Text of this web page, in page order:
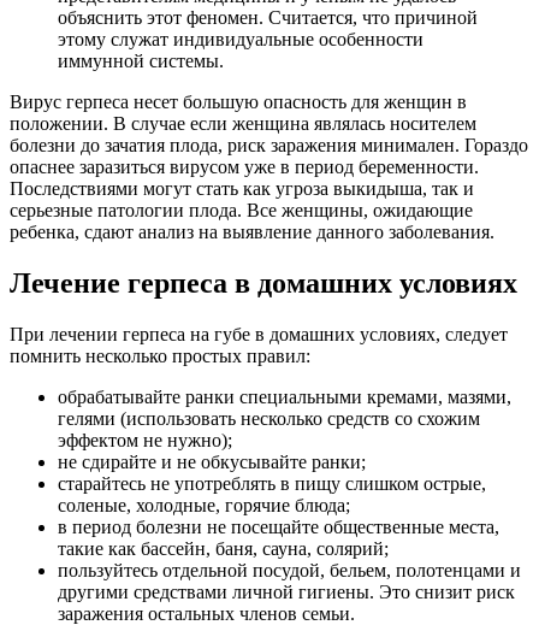
объяснить этот феномен. Считается, что причиной
этому служат индивидуальные особенности
иммунной системы.
Вирус герпеса несет большую опасность для женщин в
положении. В случае если женщина являлась носителем
болезни до зачатия плода, риск заражения минимален. Гораздо
опаснее заразиться вирусом уже в период беременности.
Последствиями могут стать как угроза выкидыша, так и
серьезные патологии плода. Все женщины, ожидающие
ребенка, сдают анализ на выявление данного заболевания.
Лечение герпеса в домашних условиях
При лечении герпеса на губе в домашних условиях, следует
помнить несколько простых правил:
обрабатывайте ранки специальными кремами, мазями,
гелями (использовать несколько средств со схожим
эффектом не нужно);
не сдирайте и не обкусывайте ранки;
старайтесь не употреблять в пищу слишком острые,
соленые, холодные, горячие блюда;
в период болезни не посещайте общественные места,
такие как бассейн, баня, сауна, солярий;
пользуйтесь отдельной посудой, бельем, полотенцами и
другими средствами личной гигиены. Это снизит риск
заражения остальных членов семьи.